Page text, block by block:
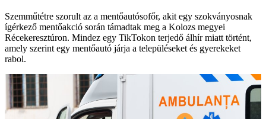
Szemműtétre szorult az a mentőautósofőr, akit egy szokványosnak
ígérkező mentőakció során támadtak meg a Kolozs megyei
Récekeresztúron. Mindez egy TikTokon terjedő álhír miatt történt,
amely szerint egy mentőautó járja a településeket és gyerekeket
rabol.